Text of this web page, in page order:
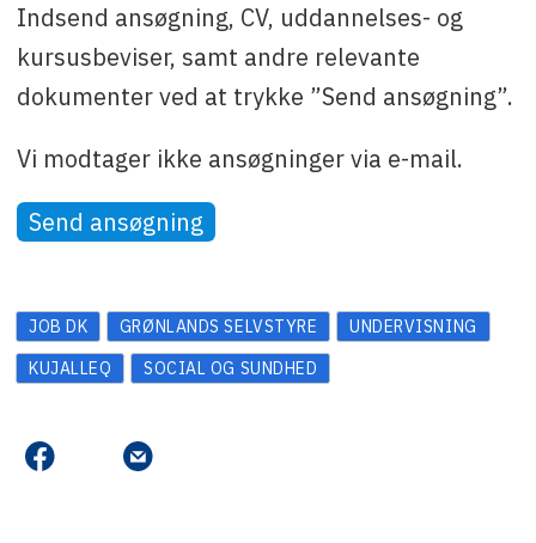
Indsend ansøgning, CV, uddannelses- og
kursusbeviser, samt andre relevante
dokumenter ved at trykke ”Send ansøgning”.
Vi modtager ikke ansøgninger via e-mail.
Send ansøgning
JOB DK GRØNLANDS SELVSTYRE
UNDERVISNING
KUJALLEQ
SOCIAL OG SUNDHED